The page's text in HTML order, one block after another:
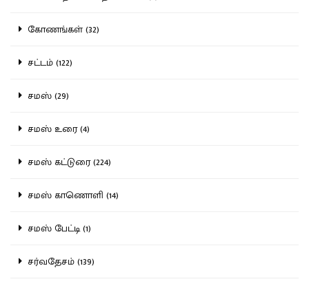
கோணங்கள் (32)
சட்டம் (122)
சமஸ் (29)
சமஸ் உரை (4)
சமஸ் கட்டுரை (224)
சமஸ் காணொளி (14)
சமஸ் பேட்டி (1)
சர்வதேசம் (139)